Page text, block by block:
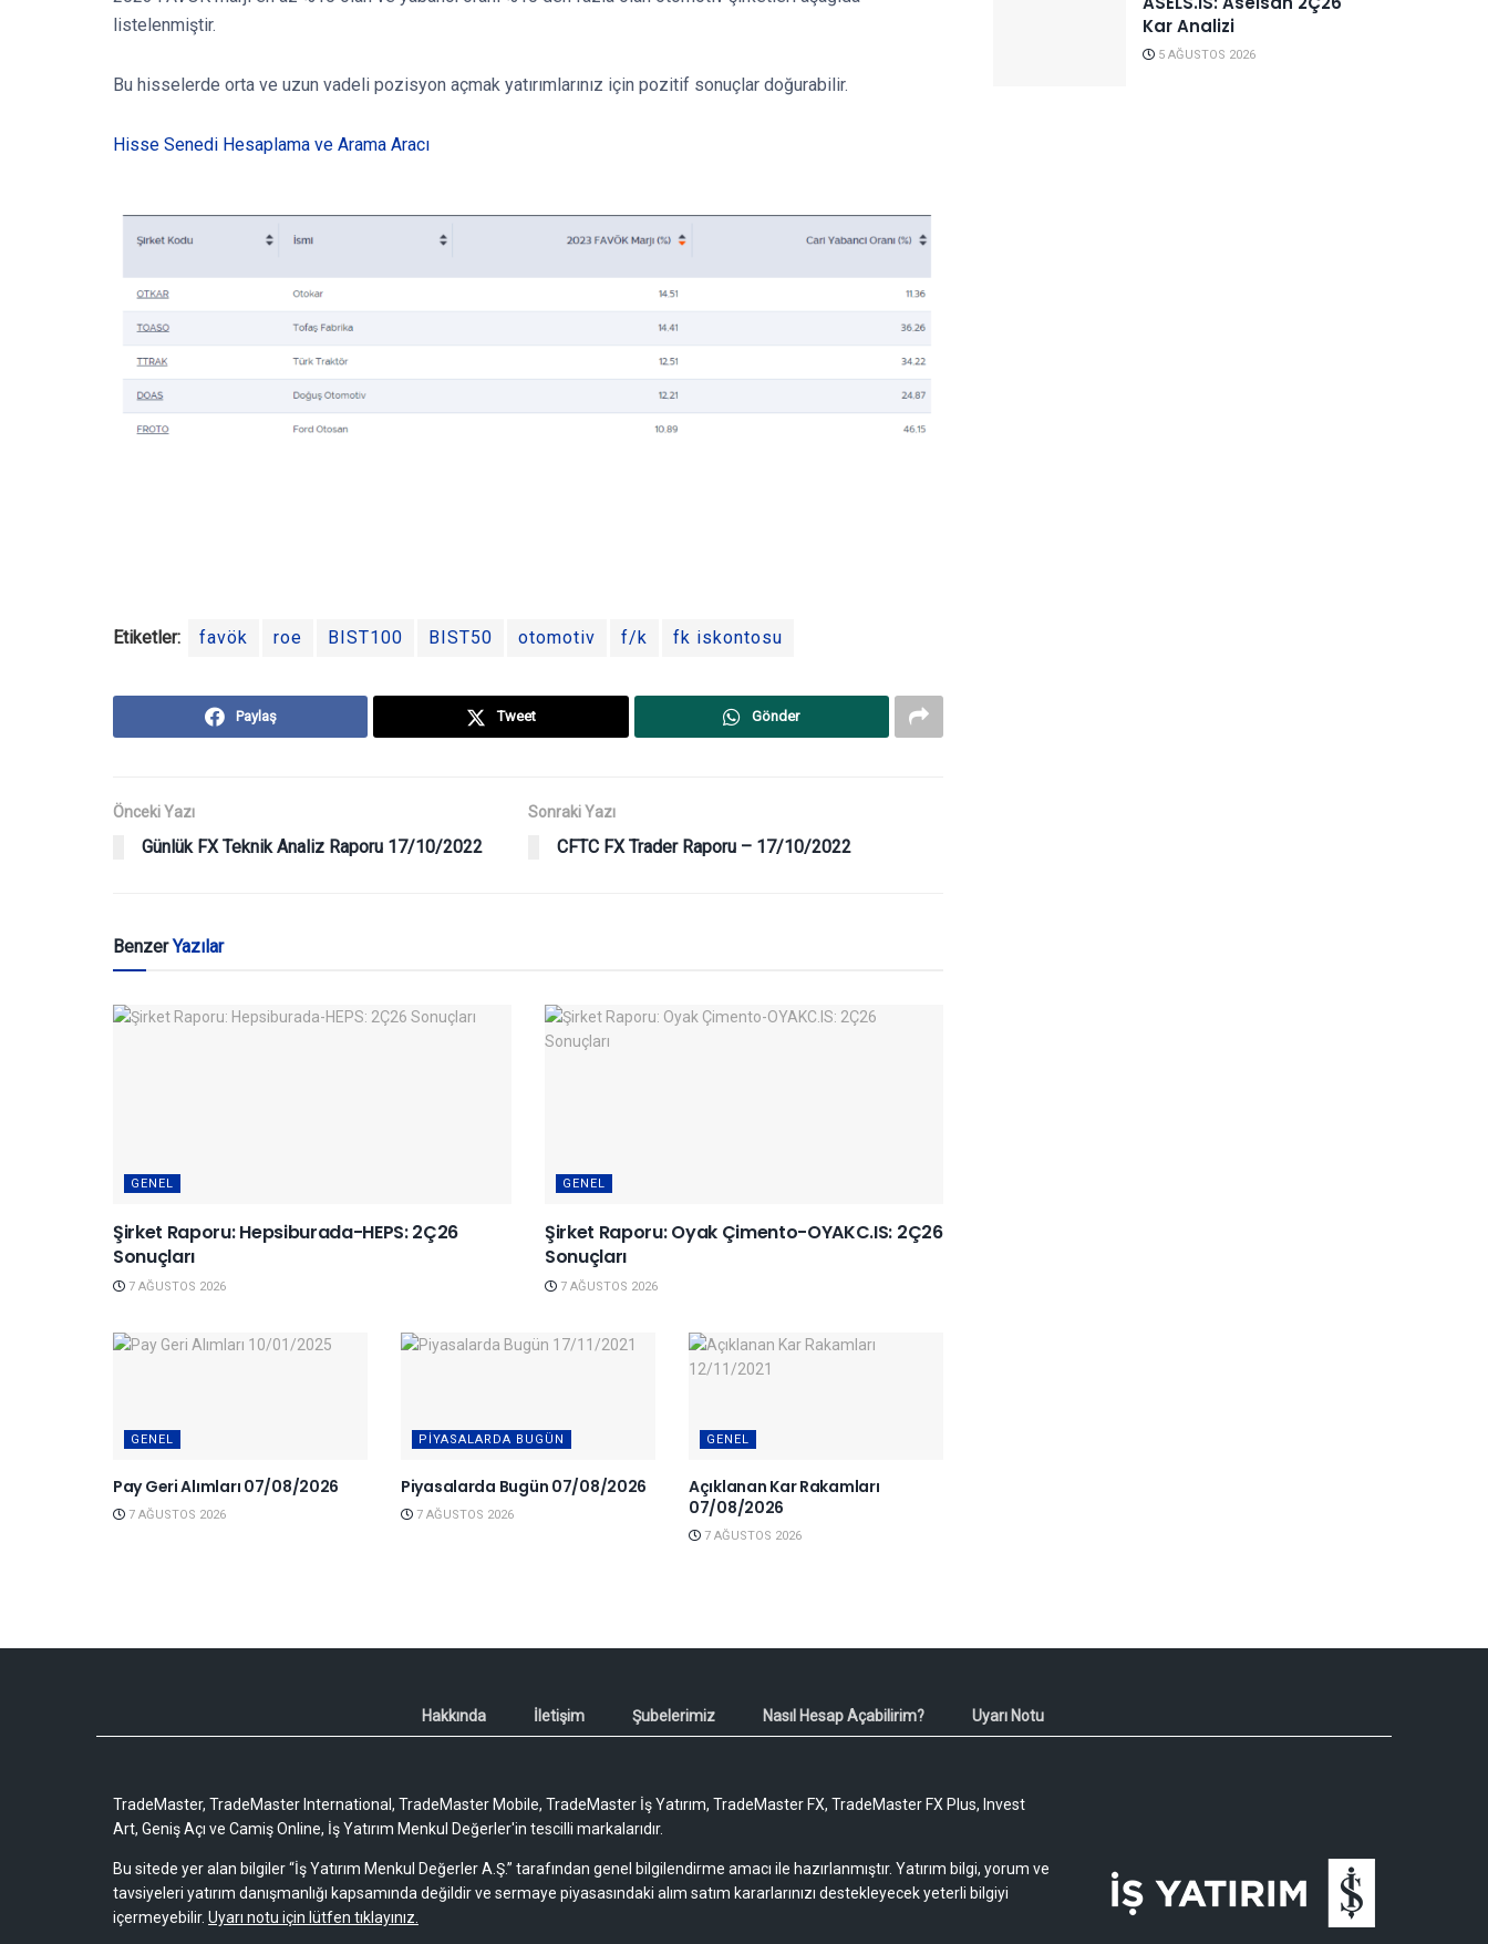
listelenmiştir.
Bu hisselerde orta ve uzun vadeli pozisyon açmak yatırımlarınız için pozitif sonuçlar doğurabilir.
Hisse Senedi Hesaplama ve Arama Aracı
Etiketler: favök roe BIST100 BIST50 otomotiv f/k fk iskontosu
Paylaş Tweet Gönder
Önceki Yazı
Günlük FX Teknik Analiz Raporu 17/10/2022
Sonraki Yazı
CFTC FX Trader Raporu – 17/10/2022
BenzerYazılar
GENEL
Şirket Raporu: Hepsiburada-HEPS: 2Ç26
Sonuçları
7 AĞUSTOS 2026
GENEL
Şirket Raporu: Oyak Çimento-OYAKC.IS: 2Ç26
Sonuçları
7 AĞUSTOS 2026
GENEL
Pay Geri Alımları 07/08/2026
7 AĞUSTOS 2026
PIYASALARDA BUGÜN
Piyasalarda Bugün 07/08/2026
7 AĞUSTOS 2026
GENEL
Açıklanan Kar Rakamları
07/08/2026
7 AĞUSTOS 2026
Kar Analizi
5 AĞUSTOS 2026
Hakkında İletişim Şubelerimiz Nasıl Hesap Açabilirim? Uyarı Notu
TradeMaster, TradeMaster International, TradeMaster Mobile, TradeMaster İş Yatırım, TradeMaster FX, TradeMaster FX Plus, Invest
Art, Geniş Açı ve Camiş Online, İş Yatırım Menkul Değerler'in tescilli markalarıdır.
Bu sitede yer alan bilgiler “İş Yatırım Menkul Değerler A.Ş.” tarafından genel bilgilendirme amacı ile hazırlanmıştır. Yatırım bilgi, yorum ve
tavsiyeleri yatırım danışmanlığı kapsamında değildir ve sermaye piyasasındaki alım satım kararlarınızı destekleyecek yeterli bilgiyi
içermeyebilir. Uyarı notu için lütfen tıklayınız.